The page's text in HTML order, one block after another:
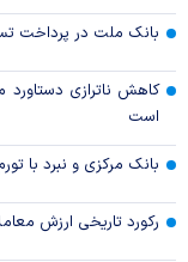
بانک ملت در پرداخت
کاهش ناترازی
است
بانک مرکزی و نبرد با
رکورد تاریخی ارزش